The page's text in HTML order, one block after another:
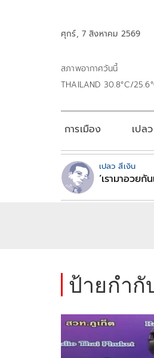
ศุกร์, 7 สิงหาคม 2569
สภาพอากาศวันนี้
THAILAND 30.8°C/
การเมือง เปล
เปลว สีเงิน
‘เรามาอวยกั
ป้ายกำกั